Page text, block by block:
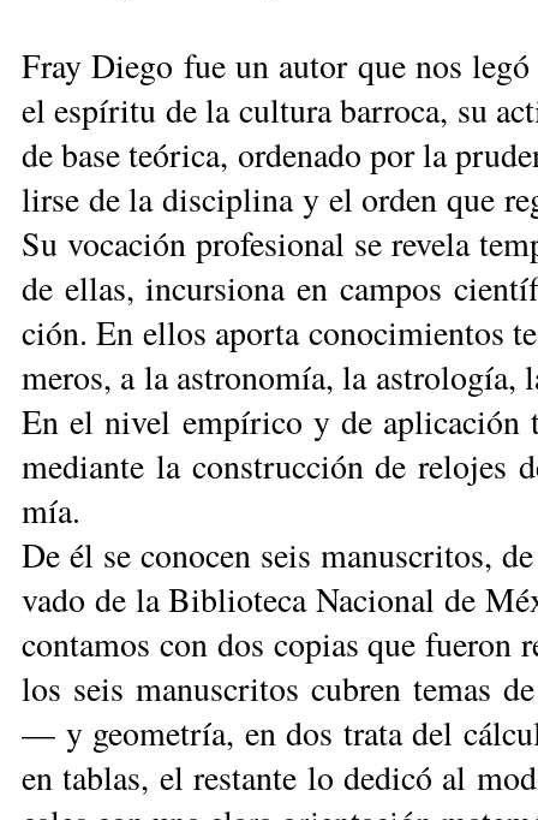
Fray Die­go fue un au­tor que nos
el es­pí­ri­tu de la cul­tu­ra ba­rro­ca, su
de ba­se teó­ri­ca, or­de­na­do por la
lir­se de la dis­ci­pli­na y el or­den que
Su vo­ca­ción pro­fe­sio­nal se re­ve­la
de ellas, in­cur­sio­na en cam­pos
ción. En ellos apor­ta co­no­ci­mien­tos
me­ros, a la as­tro­no­mía, la
En el ni­vel em­pí­ri­co y de apli­ca­ción
me­dian­te la cons­truc­ción de re­lo­jes
mía.
De él se co­no­cen seis ma­nus­cri­tos,
va­do de la Bi­blio­te­ca Na­cio­nal de
con­ta­mos con dos co­pias que fue­ron
los seis ma­nus­cri­tos cu­bren te­mas
— y geo­me­tría, en dos tra­ta del
en ta­blas, el res­tan­te lo de­di­có al